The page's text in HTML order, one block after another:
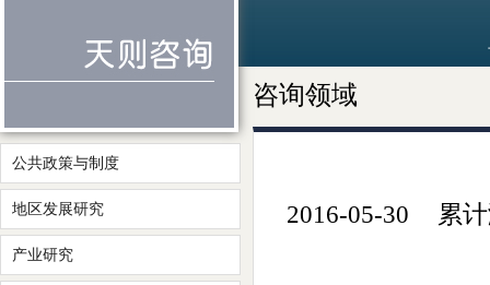
公共政策与制度
地区发展研究
产业研究
咨询领域
2016-05-30 累